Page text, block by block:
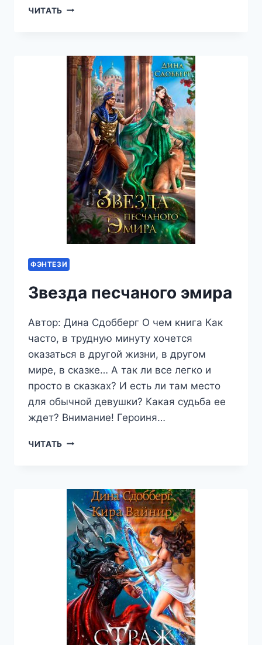
ЧИТАТЬ ГОВОРЯЩАЯ
ФЭНТЕЗИ
Звезда песчаного эмира
Автор: Дина Сдобберг О чем книга Как
часто, в трудную минуту хочется
оказаться в другой жизни, в другом
мире, в сказке… А так ли все легко и
просто в сказках? И есть ли там место
для обычной девушки? Какая судьба ее
ждет? Внимание! Героиня…
ЧИТАТЬ ЗВЕЗДА